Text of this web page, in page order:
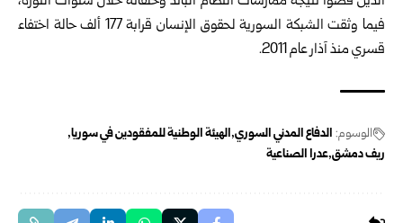
فيما وثقت الشبكة السورية لحقوق الإنسان قرابة 177 ألف حالة اختفاء
قسري منذ آذار عام 2011.
الوسوم: الدفاع المدني السوري الهيئة الوطنية للمفقودين في سوريا
ريف دمشق عدرا الصناعية